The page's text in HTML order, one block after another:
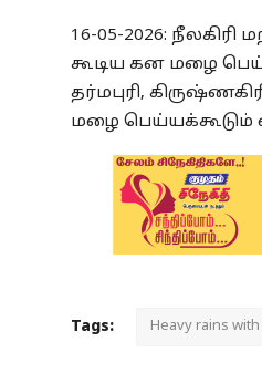
16-05-2026:
கூடிய கன மழை
தர்மபுரி,
மழை பெய்யக்கூடும்
Tags: Heavy rains